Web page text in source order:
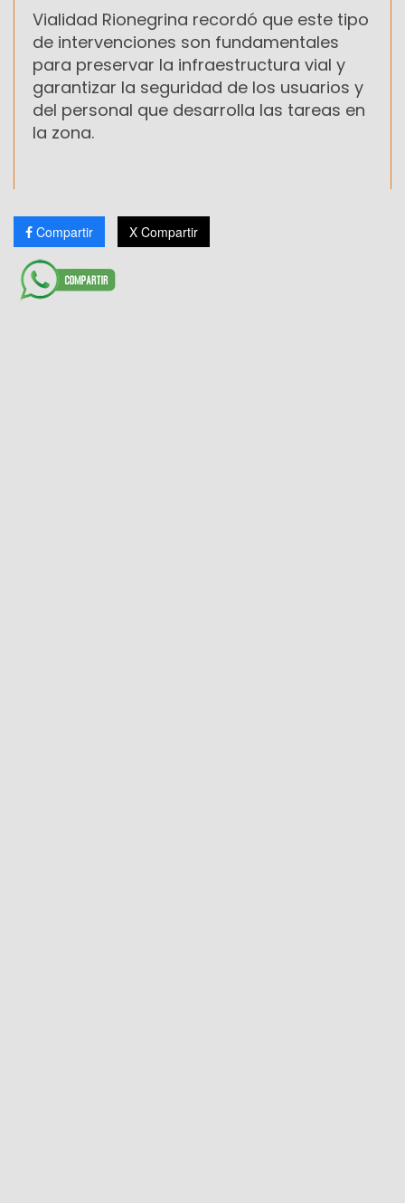
Vialidad Rionegrina recordó que este tipo
de intervenciones son fundamentales
para preservar la infraestructura vial y
garantizar la seguridad de los usuarios y
del personal que desarrolla las tareas en
la zona.
Compartir X Compartir